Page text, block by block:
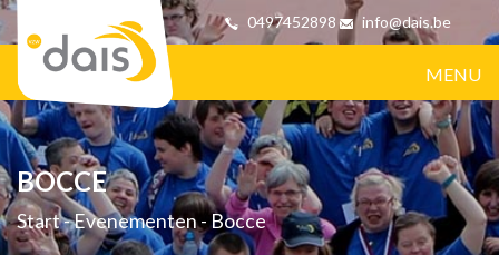
0497452898 info@dais.be
MENU
BOCCE
Start-Evenementen-Bocce